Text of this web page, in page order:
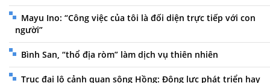
Mayu Ino: “Công việc của tôi là đối diện trực tiếp với con
người”
Bình San, “thổ địa ròm” làm dịch vụ thiên nhiên
Trục đại lộ cảnh quan sông Hồng: Động lực phát triển hay